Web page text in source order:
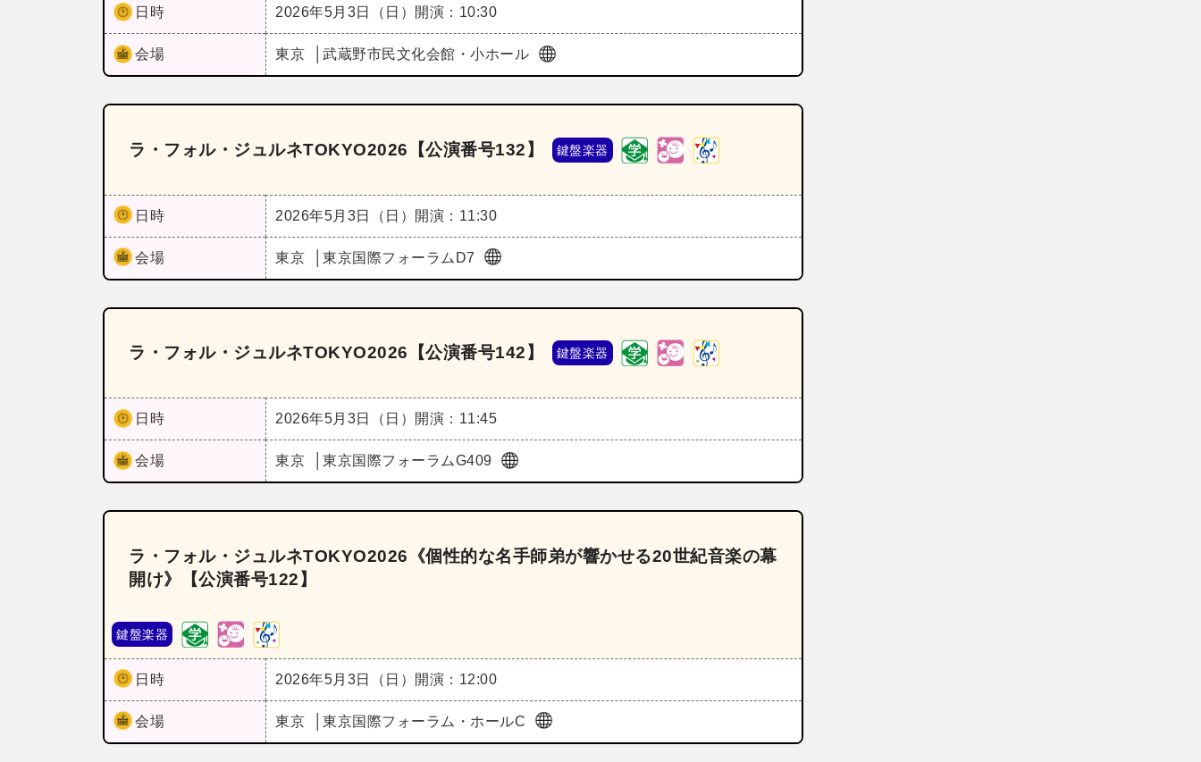
日時 2026年5月3日（日） 開演：10:30
会場 東京 武蔵野市民文化会館・小ホール
ラ・フォル・ジュルネTOKYO2026【公演番号132】 鍵盤楽器
日時 2026年5月3日（日） 開演：11:30
会場 東京 東京国際フォーラムD7
ラ・フォル・ジュルネTOKYO2026【公演番号142】 鍵盤楽器
日時 2026年5月3日（日） 開演：11:45
会場 東京 東京国際フォーラムG409
ラ・フォル・ジュルネTOKYO2026《個性的な名手師弟が響かせる20世紀音楽の幕
開け》【公演番号122】
鍵盤楽器
日時 2026年5月3日（日） 開演：12:00
会場 東京 東京国際フォーラム・ホールC